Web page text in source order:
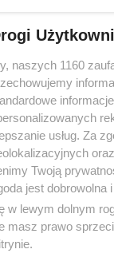
naszych 1160
usług. Za
Twoją
jest
w lewym dolnym
masz prawo